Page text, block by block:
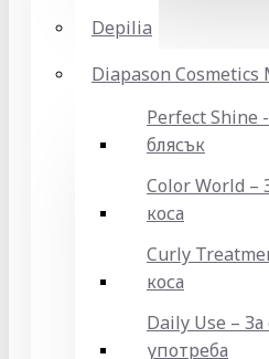
Depilia
Diapason Cosmetics
Perfect Shine
блясък
Color World –
коса
Curly
коса
Daily Use –
употреба